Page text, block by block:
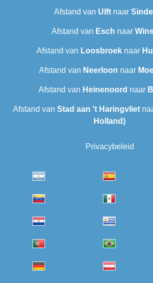
Afstand van Ulftnaar
Afstand van Esch naar
Afstand van Loosbroek naar
Afstand van Neerloon naar
Afstand van Heinenoord naar
Afstand van Stad aan 't Haringvliet
Holland)
Privacybeleid